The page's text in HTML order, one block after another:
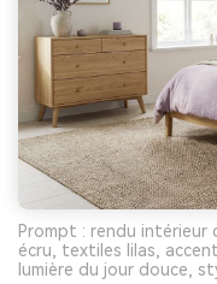
Prompt : rendu intérieur
écru, textiles lilas,
lumière du jour douce,